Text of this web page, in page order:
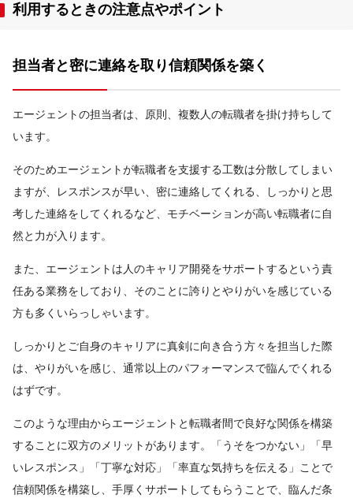
利用するときの注意点やポイント
担当者と密に連絡を取り信頼関係を築く
エージェントの担当者は、原則、複数人の転職者を掛け持ちして
います。
そのためエージェントが転職者を支援する工数は分散してしまい
ますが、レスポンスが早い、密に連絡してくれる、しっかりと思
考した連絡をしてくれるなど、モチベーションが高い転職者に自
然と力が入ります。
また、エージェントは人のキャリア開発をサポートするという責
任ある業務をしており、そのことに誇りとやりがいを感じている
方も多くいらっしゃいます。
しっかりとご自身のキャリアに真剣に向き合う方々を担当した際
は、やりがいを感じ、通常以上のパフォーマンスで臨んでくれる
はずです。
このような理由からエージェントと転職者間で良好な関係を構築
することに双方のメリットがあります。「うそをつかない」「早
いレスポンス」「丁寧な対応」「率直な気持ちを伝える」ことで
信頼関係を構築し、手厚くサポートしてもらうことで、臨んだ条